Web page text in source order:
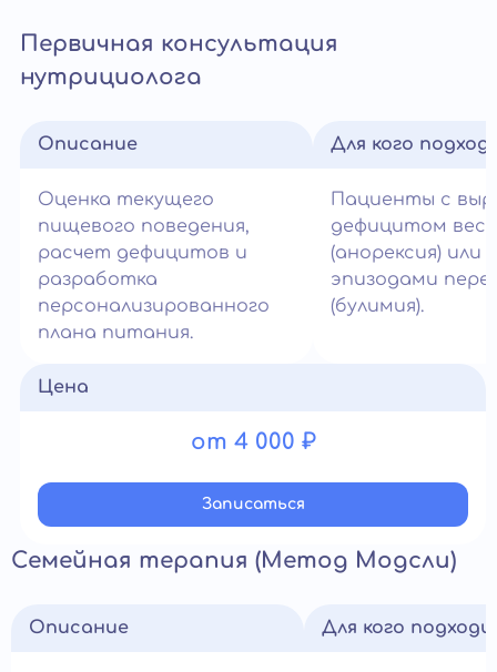
Первичная консультация
нутрициолога
Описание
Оценка текущего
пищевого поведения,
расчет дефицитов и
разработка
персонализированного
плана питания.
Для кого
Пациенты с
дефицитом веса
(анорексия) или
эпизодами
(булимия).
Цена
от 4 000 ₽
Записатьcя
Семейная терапия (Метод Модсли)
Описание Для кого